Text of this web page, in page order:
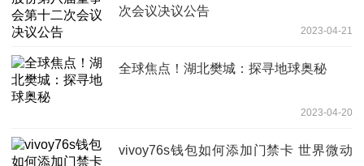
次会议决议公告
2023-04-21
全球焦点！湖北樊城：探寻地球奥秘
2023-04-20
vivoy76s钱包如何添加门禁卡 世界微动